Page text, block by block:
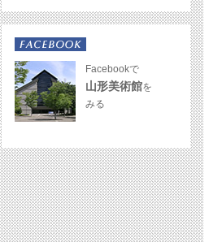
Facebookで
山形美術館を
みる